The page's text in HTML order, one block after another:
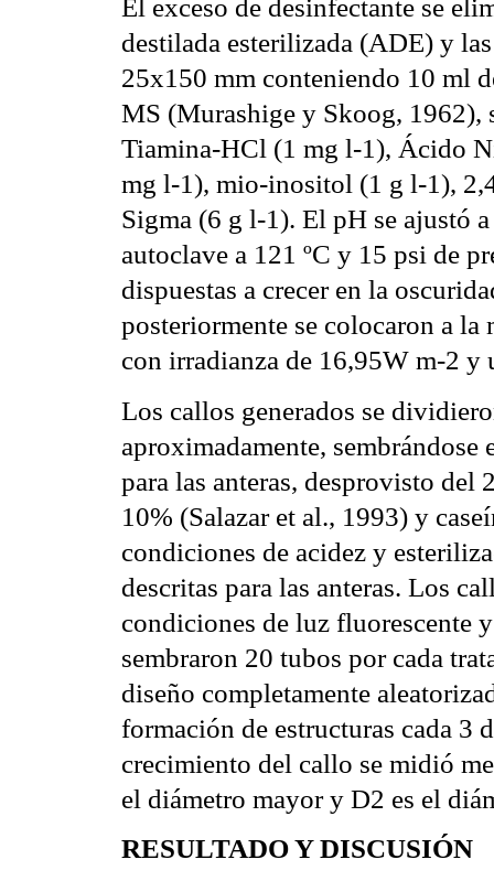
El exceso de desinfectante se
destilada esterilizada (ADE) y
25x150 mm conteniendo 10 ml
MS (Murashige y Skoog, 1962),
Tiamina-HCl (1 mg l-1), Ácido
mg l-1), mio-inositol (1 g l-1),
Sigma (6 g l-1). El pH se ajustó
autoclave a 121 ºC y 15 psi de
dispuestas a crecer en la
posteriormente se colocaron a
con irradianza de 16,95W m-2 y
Los callos generados se
aproximadamente,
para las anteras, desprovisto del
10% (Salazar et al., 1993) y
condiciones de acidez y
descritas para las anteras. Los
condiciones de luz fluorescente
sembraron 20 tubos por cada
diseño completamente
formación de estructuras cada 3
crecimiento del callo se midió
el diámetro mayor y D2 es el
RESULTADO Y DISCUSIÓN